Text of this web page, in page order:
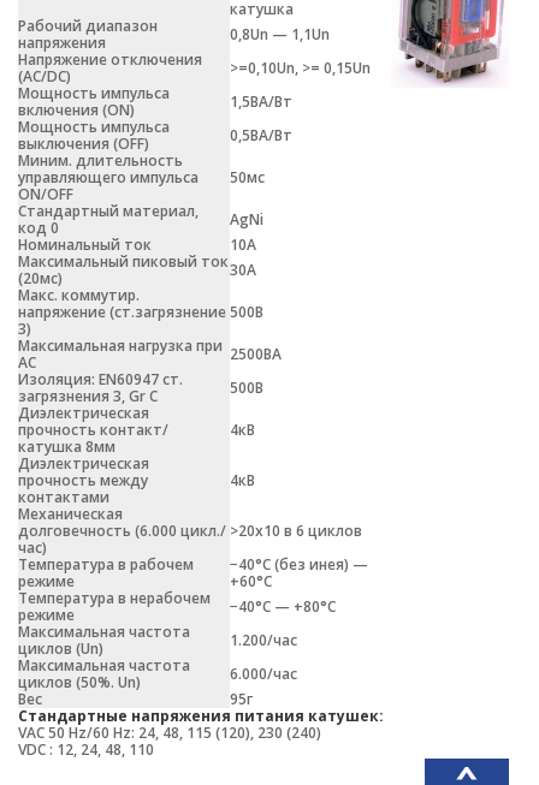
катушка
Рабочий диапазон
напряжения
0,8Un — 1,1Un
Напряжение отключения
(АС/DC)
>=0,10Un, >= 0,15Un
Мощность импульса
включения (ON)
1,5ВА/Вт
Мощность импульса
выключения (OFF)
0,5ВА/Вт
Миним. длительность
управляющего импульса
ON/OFF
50мс
Стандартный материал,
код 0
AgNi
Номинальный ток
10А
Максимальный пиковый ток
(20мс)
30А
Макс. коммутир.
напряжение (ст.загрязнение
3)
500В
Максимальная нагрузка при
АС
2500ВА
Изоляция: EN60947 ст.
загрязнения 3, Gr C
500В
Диэлектрическая
прочность контакт/
катушка 8мм
4кВ
Диэлектрическая
прочность между
контактами
4кВ
Механическая
долговечность (6.000 цикл./
час)
>20х10 в 6 циклов
Температура в рабочем
режиме
−40°С (без инея) —
+60°С
Температура в нерабочем
режиме
−40°С — +80°С
Максимальная частота
циклов (Un)
1.200/час
Максимальная частота
циклов (50%. Un)
6.000/час
Вес
95г
Стандартные напряжения питания катушек:
VAC 50 Hz/60 Hz: 24, 48, 115 (120), 230 (240)
VDC : 12, 24, 48, 110